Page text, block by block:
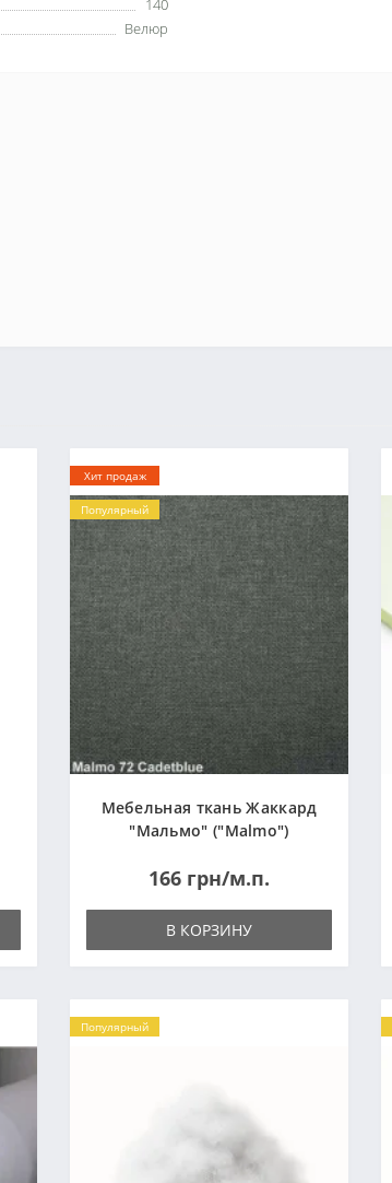
140
Велюр
Хит продаж
Популярный
Мебельная ткань Жаккард
"Мальмо" ("Malmo")
166 грн/м.п.
В КОРЗИНУ
Популярный